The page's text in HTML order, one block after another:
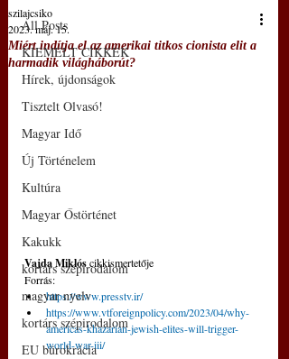
All Posts
KIEMELT CIKKEK
Hírek, újdonságok
Tisztelt Olvasó!
Magyar Idő
Új Történelem
Kultúra
Magyar Őstörténet
Kakukk
kortárs szépirodalom
magyar nyelv
kortárs szépirodalom
EU bürokrácia
Miért indítja el az amerikai titkos cionista elit a
harmadik világháborút?
szilajcsiko
2023. máj. 15.
Vajda Miklós cikkismertetője
Forrás:
https://www.presstv.ir/
https://www.vtforeignpolicy.com/2023/04/why-
americas-khazarian-jewish-elites-will-trigger-
world-war-iii/